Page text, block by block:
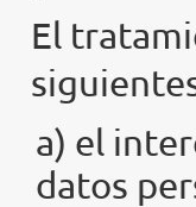
El
a) el
datos